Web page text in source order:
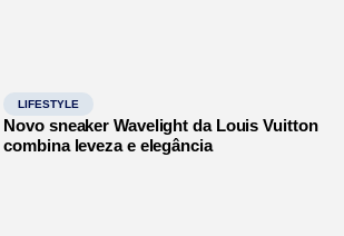
LIFESTYLE
Novo sneaker Wavelight da Louis Vuitton
combina leveza e elegância